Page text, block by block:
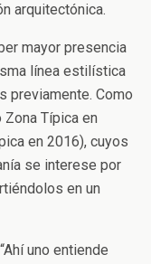
arquitectónica.
mayor presencia
línea estilística
previamente. Como
Zona Típica en
en 2016), cuyos
se interese por
en un
uno entiende